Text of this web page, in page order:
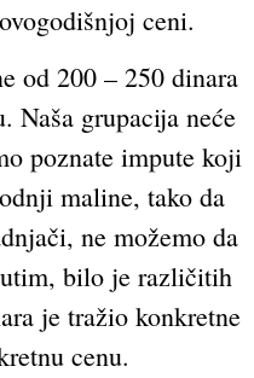
ceni.
od 200 – 250 dinara
Naša grupacija neće
poznate impute koji
maline, tako da
ne možemo da
bilo je različitih
je tražio konkretne
cenu.